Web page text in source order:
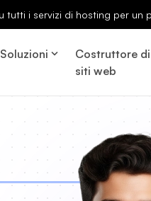
i servizi di hosting per un
Soluzioni
Costruttore di
siti web